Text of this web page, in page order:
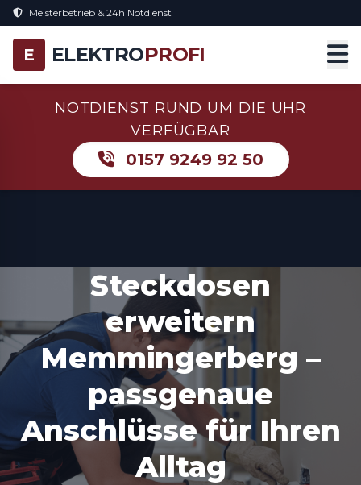
Meisterbetrieb & 24h Notdienst
E ELEKTROPROFI
NOTDIENST RUND UM DIE UHR
VERFÜGBAR
0157 9249 92 50
Steckdosen
erweitern
Memmingerberg –
passgenaue
Anschlüsse für Ihren
Alltag